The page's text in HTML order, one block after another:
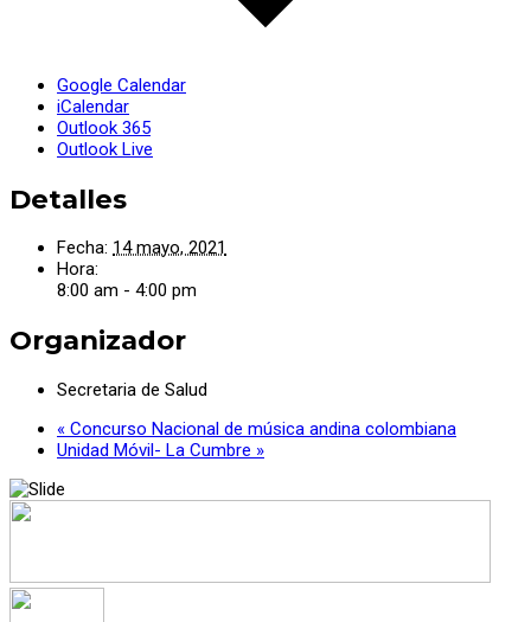
Google Calendar
iCalendar
Outlook 365
Outlook Live
Detalles
Fecha: 14 mayo, 2021
Hora:
8:00 am - 4:00 pm
Organizador
Secretaria de Salud
« Concurso Nacional de música andina colombiana
Unidad Móvil- La Cumbre »